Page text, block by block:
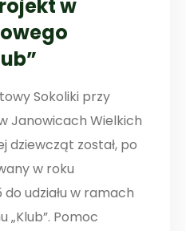
w
Sokoliki przy
Janowicach Wielkich
dziewcząt został, po
w roku
udziału w ramach
„Klub”. Pomoc